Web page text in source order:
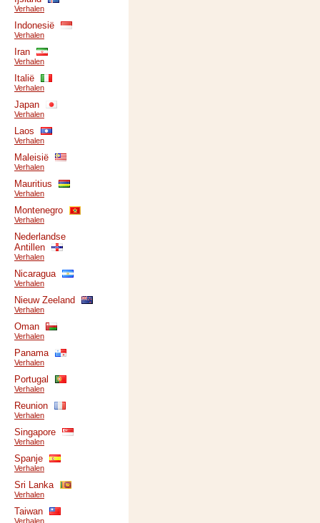
Verhalen
Indonesië
Verhalen
Iran
Verhalen
Italië
Verhalen
Japan
Verhalen
Laos
Verhalen
Maleisië
Verhalen
Mauritius
Verhalen
Montenegro
Verhalen
Nederlandse
Antillen
Verhalen
Nicaragua
Verhalen
Nieuw Zeeland
Verhalen
Oman
Verhalen
Panama
Verhalen
Portugal
Verhalen
Reunion
Verhalen
Singapore
Verhalen
Spanje
Verhalen
Sri Lanka
Verhalen
Taiwan
Verhalen